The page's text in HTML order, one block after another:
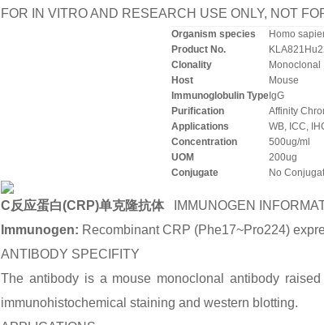
FOR IN VITRO AND RESEARCH USE ONLY, NOT
Organism species
Homo
Product No.
Clonality
Monoclonal
Host
Mouse
Immunoglobulin TypeIgG
Purification
Affinity
Applications
WB, ICC,
Concentration
500ug/ml
UOM
200ug
Conjugate
No
C反应蛋白(CRP)单克隆抗体
IMMUNOGEN
Immunogen: Recombinant CRP (Phe17~Pro224)
ANTIBODY SPECIFITY
The antibody is a mouse monoclonal antibody
immunohistochemical staining and western blotting.